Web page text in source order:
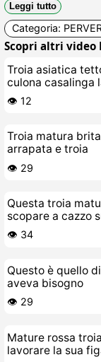
insaziabile, troia
Leggi tutto
Categoria:
Scopri altri video
Troia asiatica
culona casalinga
fa scopare senza
👁️ 12
Troia matura
arrapata e troia
👁️ 29
Questa troia
scopare a cazzo
👁️ 34
Questo è quello
aveva bisogno
👁️ 29
Mature rossa
lavorare la sua